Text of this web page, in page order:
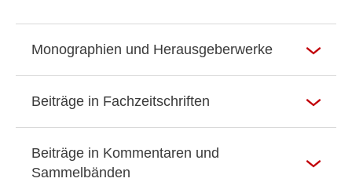
Monographien und Herausgeberwerke
Beiträge in Fachzeitschriften
Beiträge in Kommentaren und
Sammelbänden